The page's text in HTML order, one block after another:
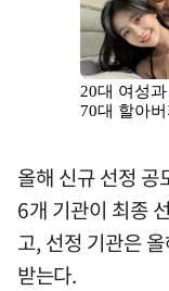
올해 신규 선정
6개 기관이 최종
고, 선정 기관은
받는다.